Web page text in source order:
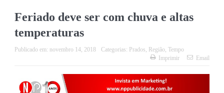
Feriado deve ser com chuva e altas
temperaturas
Publicado em: novembro 14, 2018 Categorias: Prados, Região, Tempo
Imprimir
Email